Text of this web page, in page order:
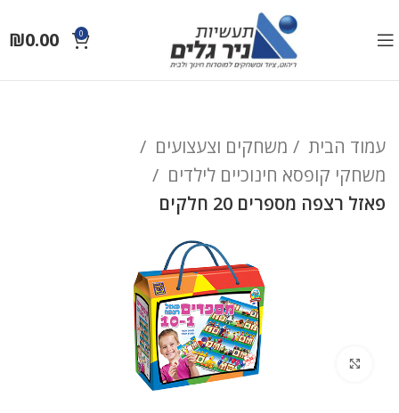
0
₪0.00
עמוד הבית
משחקים וצעצועים
משחקי קופסא חינוכיים לילדים
פאזל רצפה מספרים 20 חלקים
לחץ להגדלה